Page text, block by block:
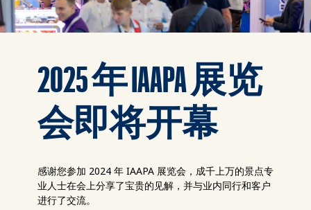
2025 年 IAAPA 展览
会即将开幕
感谢您参加 2024 年 IAAPA 展览会，成千上万的景点专
业人士在会上分享了宝贵的见解，并与业内同行和客户
进行了交流。